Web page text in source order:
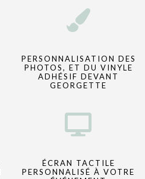
PERSONNALISATION DES
PHOTOS, ET DU VINYLE
ADHÉSIF DEVANT
GEORGETTE
ÉCRAN TACTILE
PERSONNALISÉ À VOTRE